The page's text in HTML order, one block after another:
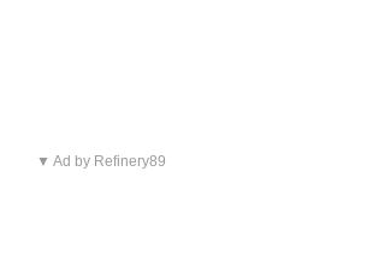
▼ Ad by Refinery89